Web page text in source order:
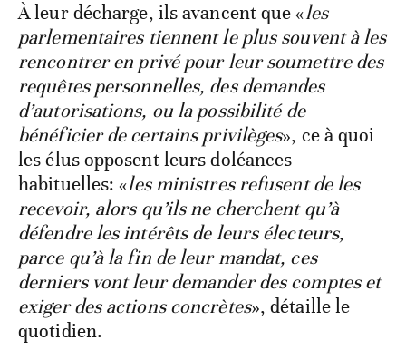
À leur décharge, ils avancent que «les
parlementaires tiennent le plus souvent à les
rencontrer en privé pour leur soumettre des
requêtes personnelles, des demandes
d’autorisations, ou la possibilité de
bénéficier de certains privilèges», ce à quoi
les élus opposent leurs doléances
habituelles: «les ministres refusent de les
recevoir, alors qu’ils ne cherchent qu’à
défendre les intérêts de leurs électeurs,
parce qu’à la fin de leur mandat, ces
derniers vont leur demander des comptes et
exiger des actions concrètes», détaille le
quotidien.